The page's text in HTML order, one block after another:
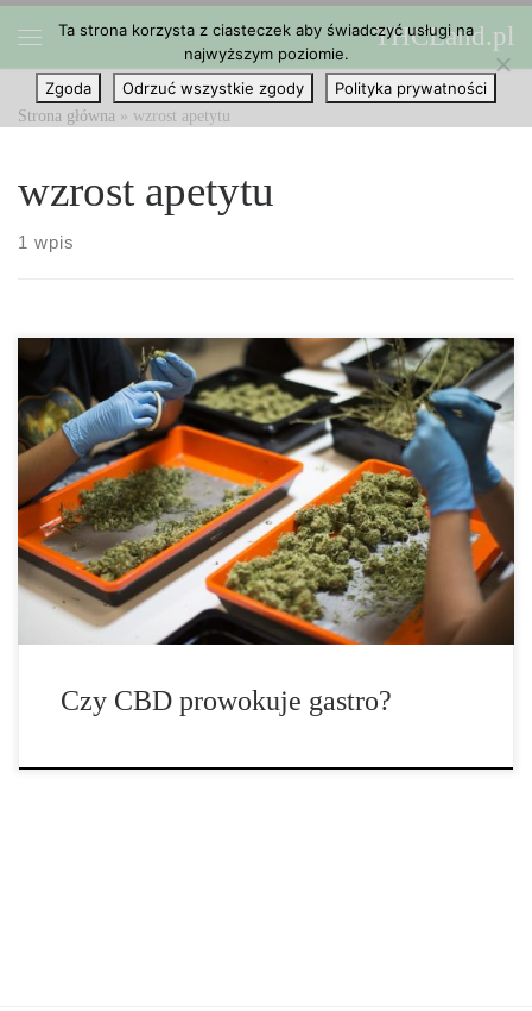
Przejdź do treści THCLand.pl
Strona główna » wzrost apetytu
wzrost apetytu
1 wpis
Większość z nas wie, że marihuana bogata w THC może
powodować gwałtowny wzrost głodu nazywany potocznie
gastrofazą. Ale co z CBD? Czy kannabidiol również wywołuje
wilczy apetyt lub go w jakikolwiek sposób stymuluje? Jednym ze
stereotypów dotyczących marihuany jest to, […]
Czy CBD prowokuje gastro?
Ta strona korzysta z ciasteczek aby świadczyć usługi na
najwyższym poziomie.
Zgoda
Odrzuć wszystkie zgody Polityka prywatności